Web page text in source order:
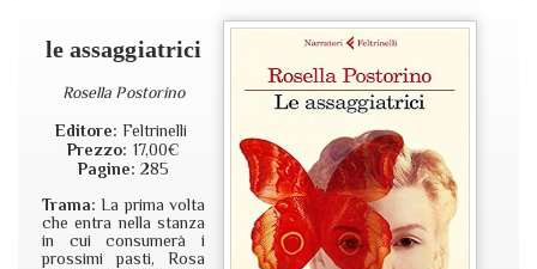
le assaggiatrici
Rosella Postorino
Editore: Feltrinelli
Prezzo: 17,00€
Pagine: 285
Trama:La prima volta
che entra nella stanza
in cui consumerà i
prossimi pasti, Rosa